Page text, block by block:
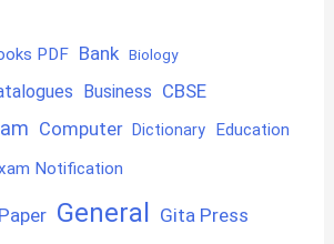
PDF Bank Biology
Business CBSE
Computer Dictionary Education
Notification
General Gita Press